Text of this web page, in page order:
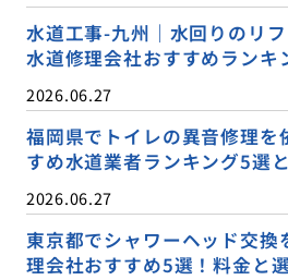
水道工事-九州｜水回りのリ
水道修理会社おすすめランキ
2026.06.27
福岡県でトイレの異音修理を
すめ水道業者ランキング5選
2026.06.27
東京都でシャワーヘッド交換
理会社おすすめ5選！料金と